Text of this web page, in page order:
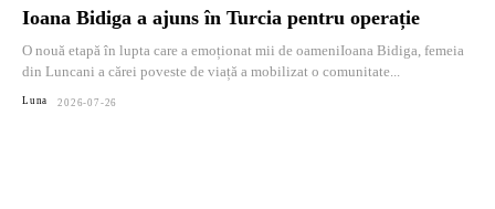
Ioana Bidiga a ajuns în Turcia pentru operație
O nouă etapă în lupta care a emoționat mii de oameniIoana Bidiga, femeia
din Luncani a cărei poveste de viață a mobilizat o comunitate...
Luna 2026-07-26